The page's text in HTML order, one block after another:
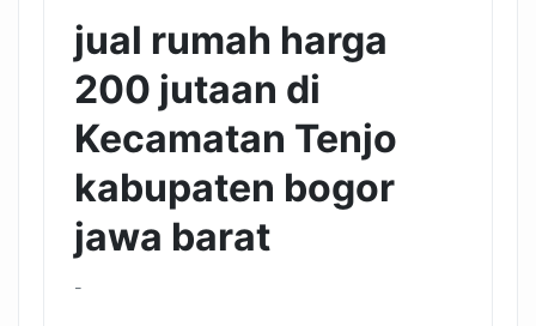
jual rumah harga
200 jutaan di
Kecamatan Tenjo
kabupaten bogor
jawa barat
-